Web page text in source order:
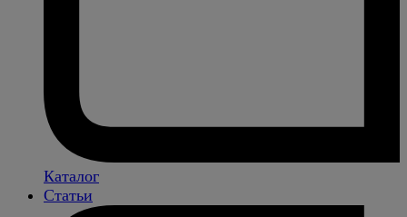
Каталог
Статьи